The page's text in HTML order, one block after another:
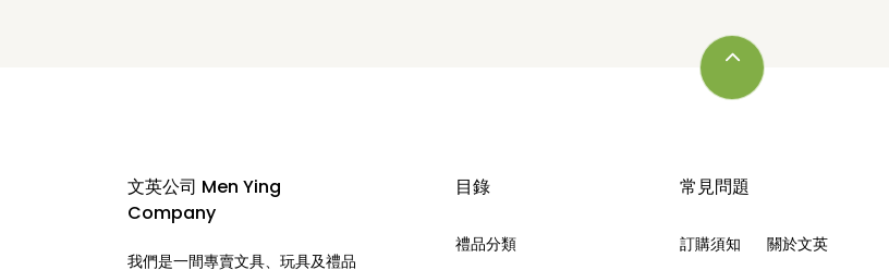
文英公司 Men Ying
Company
我們是一間專賣文具、玩具及禮品
目錄
禮品分類
常見問題
訂購須知 關於文英